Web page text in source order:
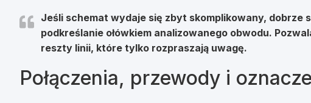
Jeśli schemat wydaje się zbyt skomplikowany, dobrze
podkreślanie ołówkiem analizowanego obwodu.
reszty linii, które tylko rozpraszają uwagę.
Połączenia, przewody i